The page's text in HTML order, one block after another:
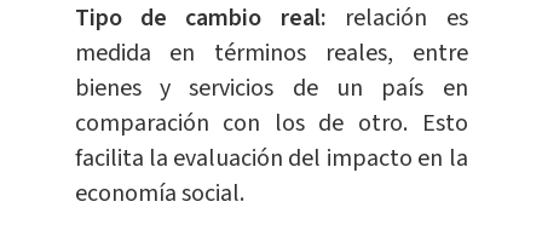
Tipo de cambio real: relación es
medida en términos reales, entre
bienes y servicios de un país en
comparación con los de otro. Esto
facilita la evaluación del impacto en la
economía social.